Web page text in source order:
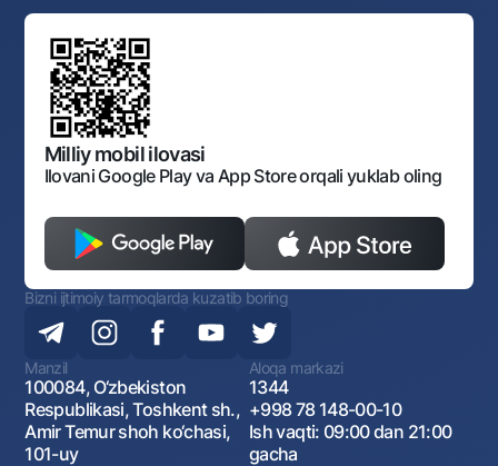
Aksilkorrupsiya
Korporativ uslub
Sayt haritasi
Ofis va bankomatlar
Shaxsiy ma'lumotlarni qayta ishlashga rozilik berish
O‘zbekiston Tasviriy san’at galereyasi
Standart shartnomalar
Normativ-huquqiy hujjatlar loyihalarini muhokama qilish
Normativ huquqiy hujjatlar
O'zbekiston Respublikasi Tashqi Iqtisodiy Faoliyat Milliy
Bankining ish tartibi va rejimi
Ochiq ma'lumotlar
Monopoliyaga qarshi komplaens
Milliy mobil ilovasi
Ilovani Google Play va App Store orqali yuklab oling
Bizni ijtimoiy tarmoqlarda kuzatib boring
Manzil
100084, O‘zbekiston
Respublikasi, Toshkent sh.,
Amir Temur shoh ko‘chasi,
101-uy
Aloqa markazi
1344
+998 78 148-00-10
Ish vaqti: 09:00 dan 21:00
gacha